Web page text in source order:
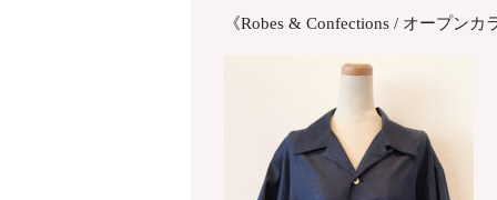
《Robes & Confections / オープンカ